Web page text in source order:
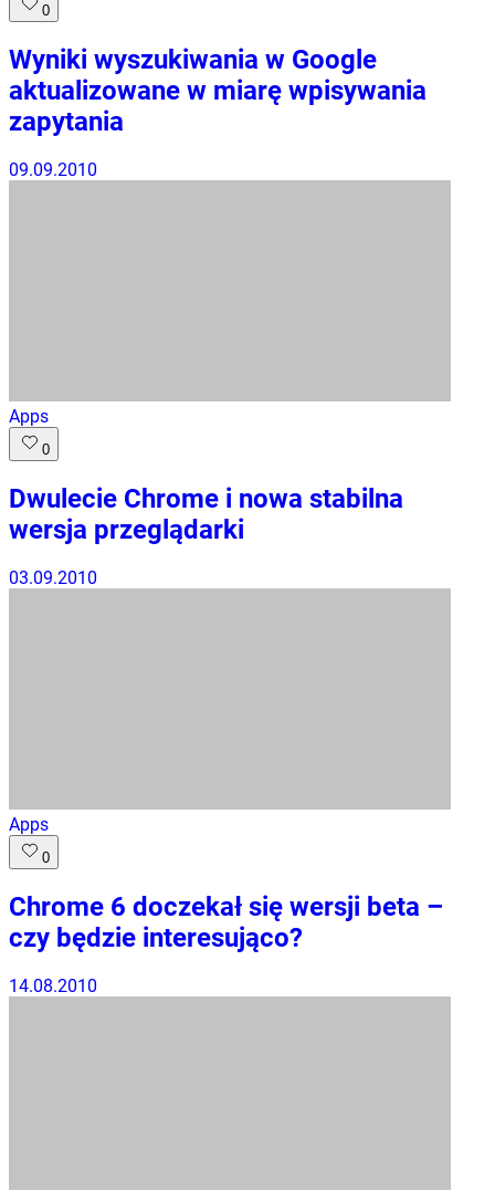
0
Wyniki wyszukiwania w Google
aktualizowane w miarę wpisywania
zapytania
09.09.2010
Apps
0
Dwulecie Chrome i nowa stabilna
wersja przeglądarki
03.09.2010
Apps
0
Chrome 6 doczekał się wersji beta –
czy będzie interesująco?
14.08.2010